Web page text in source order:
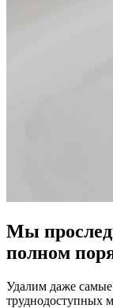
Мы
полном
Удалим даже самые
труднодоступных